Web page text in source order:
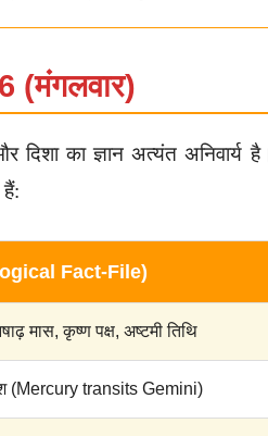
(मंगलवार)
दिशा का ज्ञान अत्यंत
Fact-File)
मास, कृष्ण पक्ष, अष्टमी तिथि
(Mercury transits Gemini)